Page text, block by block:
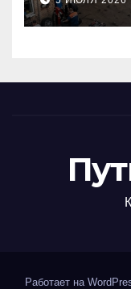
МКАД
Работает на